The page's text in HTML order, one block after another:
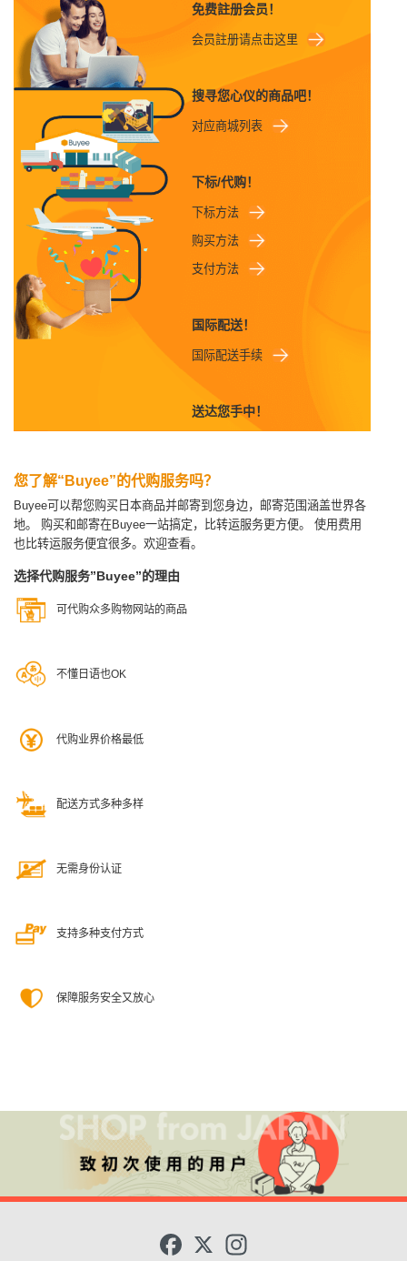
免费註册会员！
会员註册请点击这里
搜寻您心仪的商品吧！
对应商城列表
下标/代购！
下标方法
购买方法
支付方法
国际配送！
国际配送手续
送达您手中！
您了解“Buyee”的代购服务吗？
Buyee可以帮您购买日本商品并邮寄到您身边，邮寄范围涵盖世界各
地。
购买和邮寄在Buyee一站搞定，比转运服务更方便。
使用费用
也比转运服务便宜很多。欢迎查看。
选择代购服务”Buyee”的理由
可代购众多购物网站的商品
不懂日语也OK
代购业界价格最低
配送方式多种多样
无需身份认证
支持多种支付方式
保障服务安全又放心
X